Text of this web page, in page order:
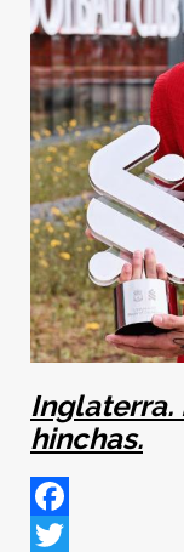
Inglaterra.
hinchas.
Facebook